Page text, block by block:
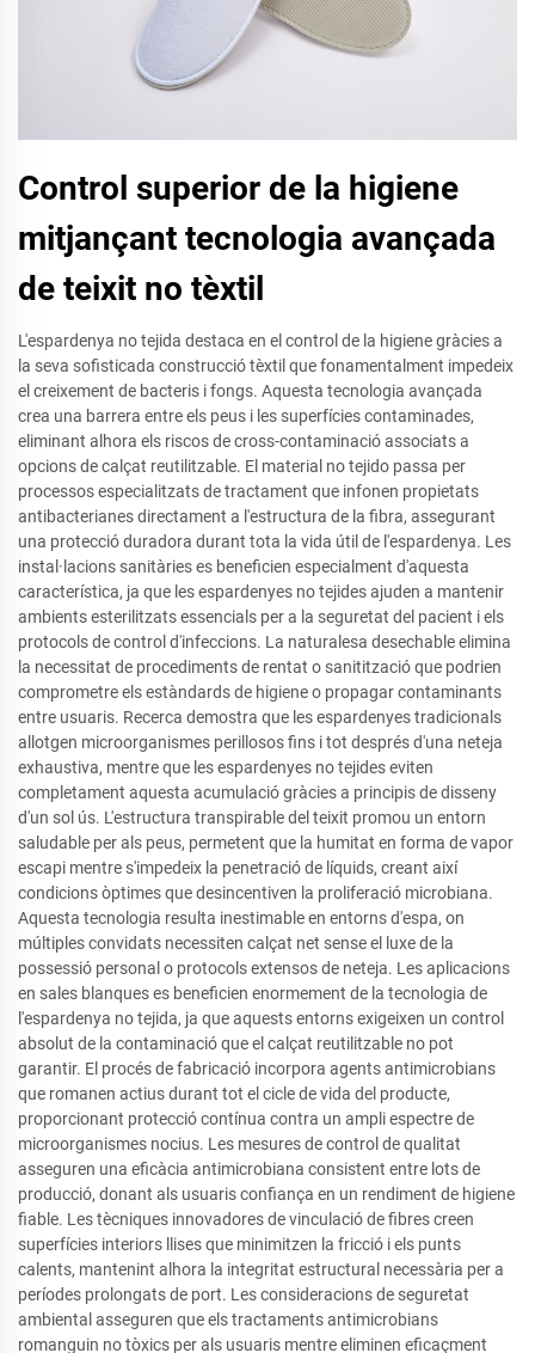
Control superior de la higiene
mitjançant tecnologia avançada
de teixit no tèxtil
L'espardenya no tejida destaca en el control de la higiene gràcies a
la seva sofisticada construcció tèxtil que fonamentalment impedeix
el creixement de bacteris i fongs. Aquesta tecnologia avançada
crea una barrera entre els peus i les superfícies contaminades,
eliminant alhora els riscos de cross-contaminació associats a
opcions de calçat reutilitzable. El material no tejido passa per
processos especialitzats de tractament que infonen propietats
antibacterianes directament a l'estructura de la fibra, assegurant
una protecció duradora durant tota la vida útil de l'espardenya. Les
instal·lacions sanitàries es beneficien especialment d'aquesta
característica, ja que les espardenyes no tejides ajuden a mantenir
ambients esterilitzats essencials per a la seguretat del pacient i els
protocols de control d'infeccions. La naturalesa desechable elimina
la necessitat de procediments de rentat o sanitització que podrien
comprometre els estàndards de higiene o propagar contaminants
entre usuaris. Recerca demostra que les espardenyes tradicionals
allotgen microorganismes perillosos fins i tot després d'una neteja
exhaustiva, mentre que les espardenyes no tejides eviten
completament aquesta acumulació gràcies a principis de disseny
d'un sol ús. L'estructura transpirable del teixit promou un entorn
saludable per als peus, permetent que la humitat en forma de vapor
escapi mentre s'impedeix la penetració de líquids, creant així
condicions òptimes que desincentiven la proliferació microbiana.
Aquesta tecnologia resulta inestimable en entorns d'espa, on
múltiples convidats necessiten calçat net sense el luxe de la
possessió personal o protocols extensos de neteja. Les aplicacions
en sales blanques es beneficien enormement de la tecnologia de
l'espardenya no tejida, ja que aquests entorns exigeixen un control
absolut de la contaminació que el calçat reutilitzable no pot
garantir. El procés de fabricació incorpora agents antimicrobians
que romanen actius durant tot el cicle de vida del producte,
proporcionant protecció contínua contra un ampli espectre de
microorganismes nocius. Les mesures de control de qualitat
asseguren una eficàcia antimicrobiana consistent entre lots de
producció, donant als usuaris confiança en un rendiment de higiene
fiable. Les tècniques innovadores de vinculació de fibres creen
superfícies interiors llises que minimitzen la fricció i els punts
calents, mantenint alhora la integritat estructural necessària per a
períodes prolongats de port. Les consideracions de seguretat
ambiental asseguren que els tractaments antimicrobians
romanguin no tòxics per als usuaris mentre eliminen eficaçment